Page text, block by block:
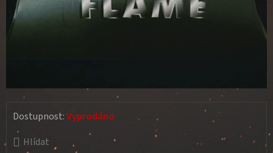
Hlídat
Dostupnost:Vyprodáno